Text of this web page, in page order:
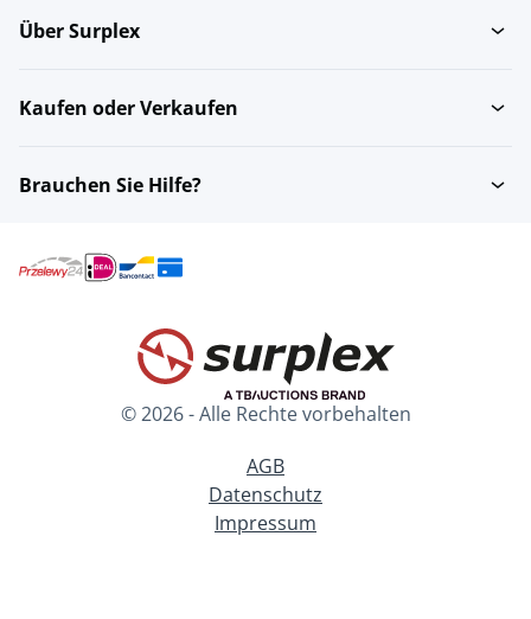
Über Surplex
Kaufen oder Verkaufen
Brauchen Sie Hilfe?
© 2026 - Alle Rechte vorbehalten
AGB
Datenschutz
Impressum